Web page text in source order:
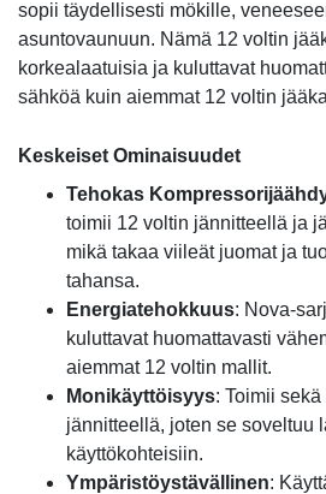
sopii täydellisesti mökille,
asuntovaunuun. Nämä 12 voltin
korkealaatuisia ja kuluttavat
sähköä kuin aiemmat 12 voltin
Keskeiset Ominaisuudet
Tehokas
toimii 12 voltin jännitteellä ja
mikä takaa viileät juomat ja
tahansa.
Energiatehokkuus: Nova-
kuluttavat huomattavasti
aiemmat 12 voltin mallit.
Monikäyttöisyys: Toimii
jännitteellä, joten se soveltuu
käyttökohteisiin.
Ympäristöystävällinen: